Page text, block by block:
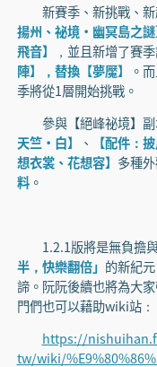
新賽季、新挑戰、新
揚州、祕境·幽冥島之
飛音】
，並且新增了賽
陣】，替換【夢魘】
。
季將從1層開始挑戰。
參與【絕峰祕境】副
天竺·白】
、
【配件：
想衣裳、花想容】 多種
料。
1.2.1版將是無負擔與
半，快樂翻倍」 的新紀
諦。阮阮後續也將為大
門們也可以藉助wiki站：
https://
tw/wiki/